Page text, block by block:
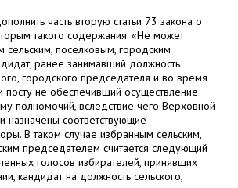
часть вторую статьи 73 закона о
такого содержания: «Не может
сельским, поселковым, городским
ранее занимавший должность
городского председателя и во время
посту не обеспечивший осуществление
полномочий, вследствие чего Верховной
назначены соответствующие
В таком случае избранным сельским,
председателем считается следующий
голосов избирателей, принявших
кандидат на должность сельского,